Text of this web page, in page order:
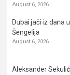
August 6, 2026
Dubai jači iz dana
Šengelija
August 6, 2026
Aleksander